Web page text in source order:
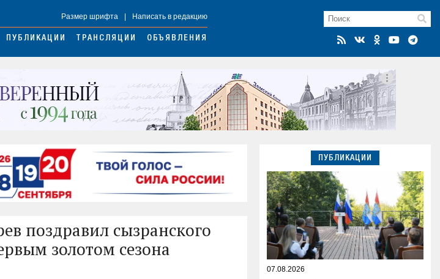
Размер шрифта Написать в редакцию
ПУБЛИКАЦИИ ТРАНСЛЯЦИИ ОБЪЯВЛЕНИЯ
поздравил сызранского
золотом сезона
ПУБЛИКАЦИИ
07.08.2026